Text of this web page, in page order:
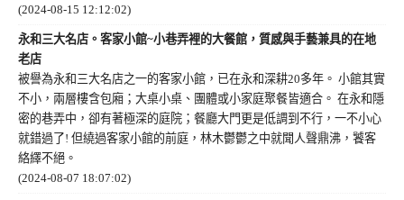
(2024-08-15 12:12:02)
永和三大名店。客家小館~小巷弄裡的大餐館，質感與手藝兼具的在地
老店
被譽為永和三大名店之一的客家小館，已在永和深耕20多年。 小館其實
不小，兩層樓含包廂；大桌小桌、團體或小家庭聚餐皆適合。 在永和隱
密的巷弄中，卻有著極深的庭院；餐廳大門更是低調到不行，一不小心
就錯過了! 但繞過客家小館的前庭，林木鬱鬱之中就聞人聲鼎沸，饕客
絡繹不絕。
(2024-08-07 18:07:02)